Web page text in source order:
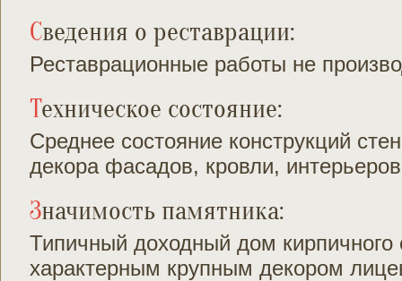
Сведения о реставрации:
Реставрационные работы не
Техническое состояние:
Среднее состояние конструкций
декора фасадов, кровли,
Значимость памятника:
Типичный доходный дом кирпичного
характерным крупным декором